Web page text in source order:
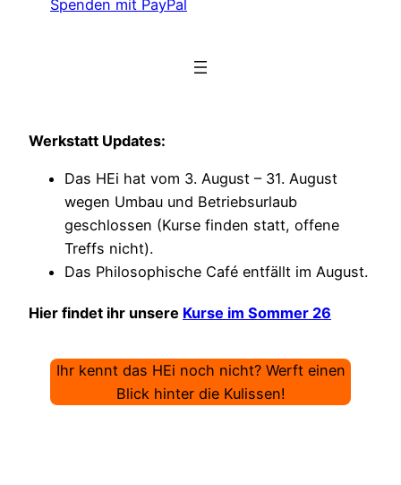
Spenden mit PayPal
Werkstatt Updates:
Das HEi hat vom 3. August – 31. August
wegen Umbau und Betriebsurlaub
geschlossen (Kurse finden statt, offene
Treffs nicht).
Das Philosophische Café entfällt im August.
Hier findet ihr unsere Kurse im Sommer 26
Ihr kennt das HEi noch nicht? Werft einen
Blick hinter die Kulissen!